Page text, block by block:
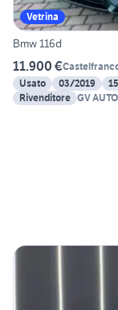
Vetrina
Bmw 116d
11.900 €
Usato
03/2019
Rivenditore GV